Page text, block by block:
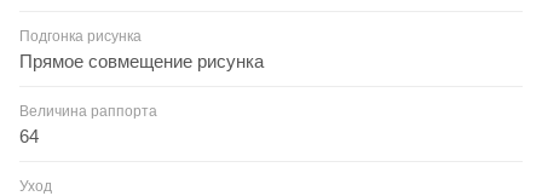
Подгонка рисунка
Прямое совмещение рисунка
Величина раппорта
64
Уход